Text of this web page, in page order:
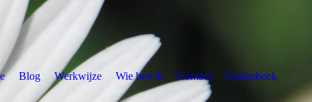
Blog Werkwijze Wie ben ik Contact Gastenboek